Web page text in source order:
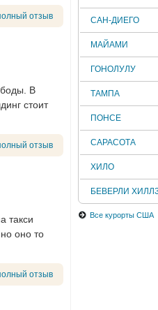
отзыв
В
стоит
отзыв
такси
оно то
отзыв
САН-ДИЕГО
МАЙАМИ
ГОНОЛУЛУ
ТАМПА
ПОНСЕ
САРАСОТА
ХИЛО
БЕВЕРЛИ
Все курорты США